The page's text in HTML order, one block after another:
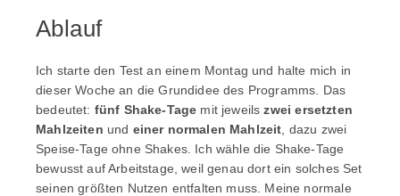
Ablauf
Ich starte den Test an einem Montag und halte mich in
dieser Woche an die Grundidee des Programms. Das
bedeutet: fünf Shake-Tage mit jeweilszwei ersetzten
Mahlzeiten und einer normalen Mahlzeit , dazu zwei
Speise-Tage ohne Shakes. Ich wähle die Shake-Tage
bewusst auf Arbeitstage, weil genau dort ein solches Set
seinen größten Nutzen entfalten muss. Meine normale